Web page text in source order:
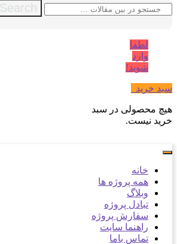
Search
لطفا
وارد
شوید!
سبد خرید
هیچ محصولی در سبد
خرید نیست.
خانه
همه پروژه ها
وبلاگ
تبادل پروژه
سفارش پروژه
راهنما سایت
تماس باما